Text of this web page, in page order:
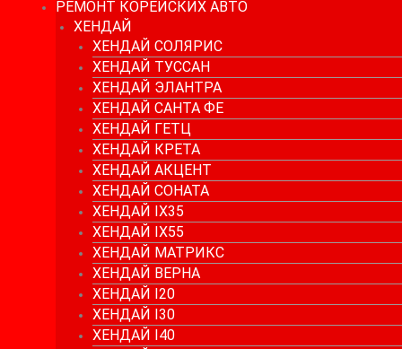
РЕМОНТ КОРЕЙСКИХ АВТО
ХЕНДАЙ
ХЕНДАЙ СОЛЯРИС
ХЕНДАЙ ТУССАН
ХЕНДАЙ ЭЛАНТРА
ХЕНДАЙ САНТА ФЕ
ХЕНДАЙ ГЕТЦ
ХЕНДАЙ КРЕТА
ХЕНДАЙ АКЦЕНТ
ХЕНДАЙ СОНАТА
ХЕНДАЙ IX35
ХЕНДАЙ IX55
ХЕНДАЙ МАТРИКС
ХЕНДАЙ ВЕРНА
ХЕНДАЙ I20
ХЕНДАЙ I30
ХЕНДАЙ I40